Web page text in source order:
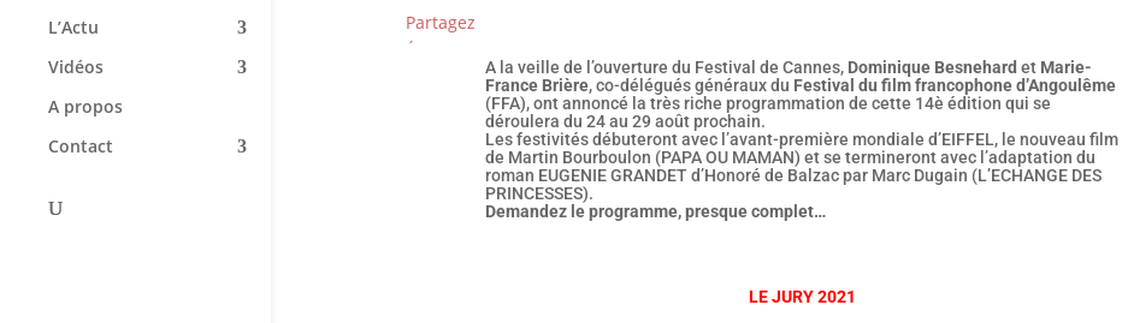
L’Actu
Vidéos
A propos
Contact
Partagez
Épingle
A la veille de l’ouverture du Festival de Cannes, Dominique Besnehard et Marie-
France Brière, co-délégués généraux du Festival du film francophone d’Angoulême
(FFA), ont annoncé la très riche programmation de cette 14è édition qui se
déroulera du 24 au 29 août prochain.
Les festivités débuteront avec l’avant-première mondiale d’EIFFEL, le nouveau film
de Martin Bourboulon (PAPA OU MAMAN) et se termineront avec l’adaptation du
roman EUGENIE GRANDET d’Honoré de Balzac par Marc Dugain (L’ECHANGE DES
PRINCESSES).
Demandez le programme, presque complet…
LE JURY 2021